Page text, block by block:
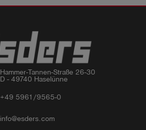
Hammer-Tannen-Straße 26-30
D - 49740 Haselünne
+49 5961/9565-0
info@esders.com